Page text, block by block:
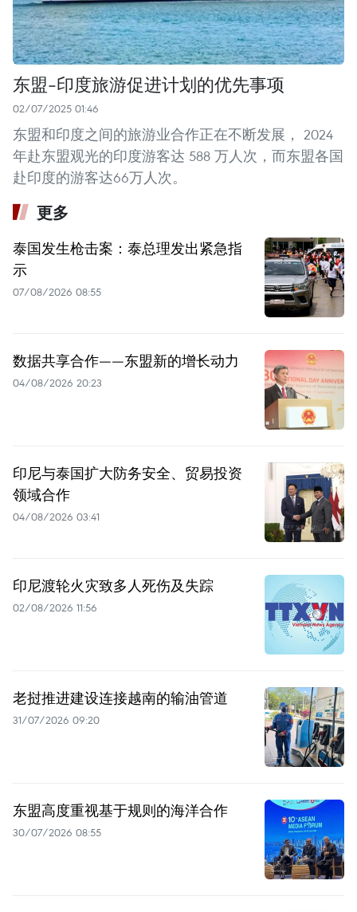
东盟-印度旅游促进计划的优先事项
02/07/2025 01:46
东盟和印度之间的旅游业合作正在不断发展， 2024
年赴东盟观光的印度游客达 588 万人次，而东盟各国
赴印度的游客达66万人次。
更多
泰国发生枪击案：泰总理发出紧急指
示
07/08/2026 08:55
数据共享合作——东盟新的增长动力
04/08/2026 20:23
印尼与泰国扩大防务安全、贸易投资
领域合作
04/08/2026 03:41
印尼渡轮火灾致多人死伤及失踪
02/08/2026 11:56
老挝推进建设连接越南的输油管道
31/07/2026 09:20
东盟高度重视基于规则的海洋合作
30/07/2026 08:55